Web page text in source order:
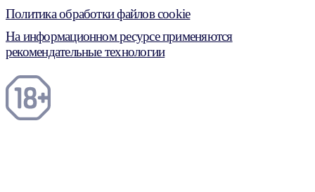
Политика обработки файлов cookie
На информационном ресурсе применяются
рекомендательные технологии